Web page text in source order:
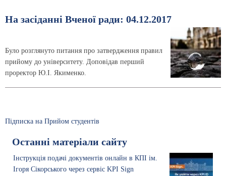
На засіданні Вченої ради: 04.12.2017
Було розглянуто питання про затвердження правил
прийому до університету. Доповідав перший
проректор Ю.І. Якименко.
Підписка на Прийом студентів
Останні матеріали сайту
Інструкція подачі документів онлайн в КПІ ім.
Ігоря Сікорського через сервіс KPI Sign